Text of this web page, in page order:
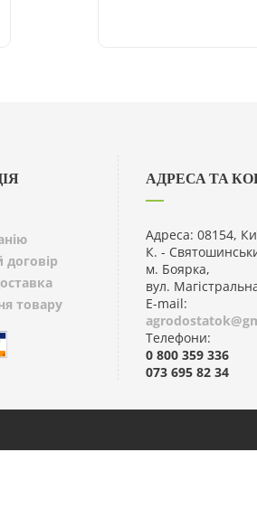
договір
товару
АДРЕСА ТА
Адреса: 08154,
К. -
м. Боярка,
вул.
E-mail:
Телефони:
0 800 359 336
073 695 82 34